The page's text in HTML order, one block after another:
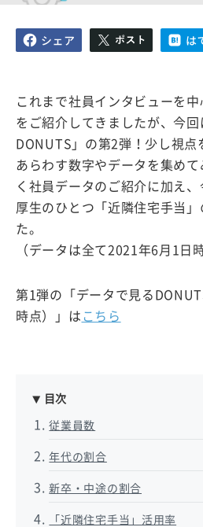
これまで社員インタビューを
をご紹介してきましたが、今
DONUTS」の第2弾！少し視点
あらわす数字やデータを集め
く社員データのご紹介に加え
厚生のひとつ「近隣住宅手当
た。
（データは全て2021年6月1日
第1弾の「データで見る
時点）」は こちら
目次
従業員数
年代の割合
新卒・中途の割合
「近隣住宅手当」活用率